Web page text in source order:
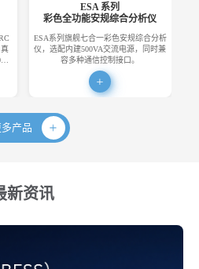
ESA 系列
彩色全功能安规综合分析仪
ESA系列旗舰七合一彩色安规综合分析
仪，选配内建500VA交流电源，同时兼
容多种通信控制接口。
多产品
新资讯